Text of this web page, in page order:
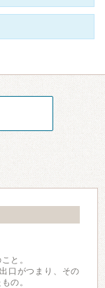
と。
口がつまり、その
の。